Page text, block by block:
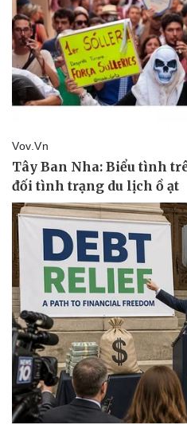
Pháp luật
Vụ án
Tin nóng
Tư vấn luật